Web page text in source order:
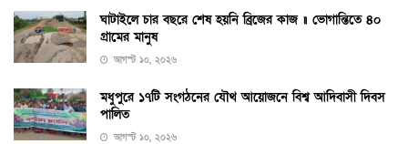
ঘাটাইলে চার বছরে শেষ হয়নি ব্রিজের কাজ ॥ ভোগান্তিতে ৪০
গ্রামের মানুষ
আগস্ট ১০, ২০২৬
মধুপুরে ১৭টি সংগঠনের যৌথ আয়োজনে বিশ্ব আদিবাসী দিবস
পালিত
আগস্ট ১০, ২০২৬